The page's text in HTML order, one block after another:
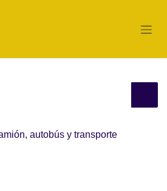
autobús y transporte